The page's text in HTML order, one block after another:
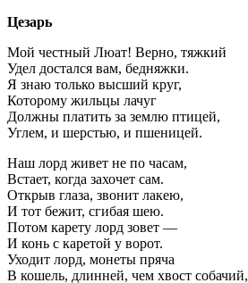
Цезарь
Мой честный Люат! Верно, тяжкий
Удел достался вам, бедняжки.
Я знаю только высший круг,
Которому жильцы лачуг
Должны платить за землю птицей,
Углем, и шерстью, и пшеницей.
Наш лорд живет не по часам,
Встает, когда захочет сам.
Открыв глаза, звонит лакею,
И тот бежит, сгибая шею.
Потом карету лорд зовет —
И конь с каретой у ворот.
Уходит лорд, монеты пряча
В кошель, длинней, чем хвост собачий,